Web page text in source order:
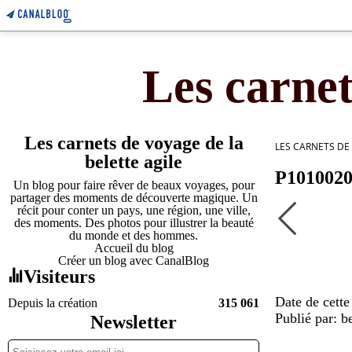
Les
Les carnets de voyage de la
belette agile
Un blog pour faire rêver de beaux voyages, pour
partager des moments de découverte magique. Un
récit pour conter un pays, une région, une ville,
des moments. Des photos pour illustrer la beauté
du monde et des hommes.
Accueil du blog
Créer un blog avec CanalBlog
Visiteurs
Depuis la création 315 061
Newsletter
LES CARNETS
P1010020
Date de
Publié par: